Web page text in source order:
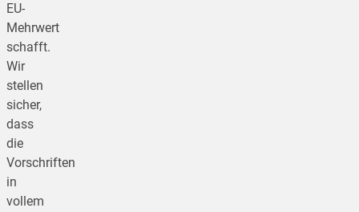
EU-
Mehrwert
schafft.
Wir
stellen
sicher,
dass
die
Vorschriften
in
vollem